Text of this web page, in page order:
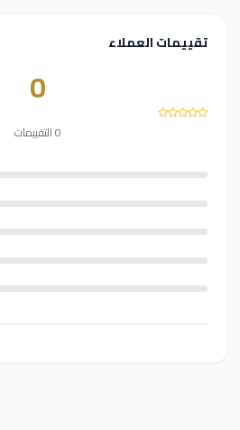
تقييمات العملاء
0
0 التقييمات